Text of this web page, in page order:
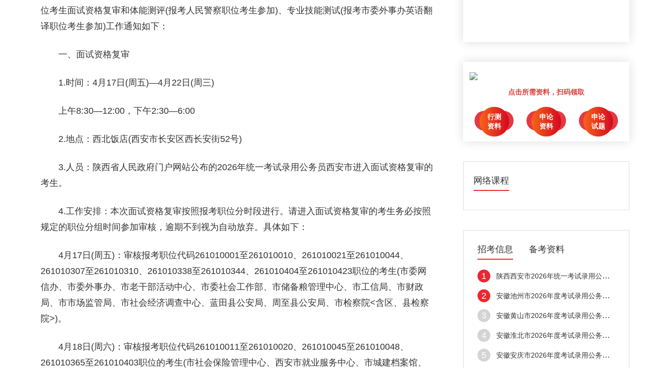
位考生面试资格复审和体能测评(报考人民警察职位考生参加)、专业技能测试(报考市委外事办英语翻
译职位考生参加)工作通知如下：
一、面试资格复审
1.时间：4月17日(周五)—4月22日(周三)
上午8:30—12:00，下午2:30—6:00
2.地点：西北饭店(西安市长安区西长安街52号)
3.人员：陕西省人民政府门户网站公布的2026年统一考试录用公务员西安市进入面试资格复审的
考生。
4.工作安排：本次面试资格复审按照报考职位分时段进行。请进入面试资格复审的考生务必按照
规定的职位分组时间参加审核，逾期不到视为自动放弃。具体如下：
4月17日(周五)：审核报考职位代码261010001至261010010、261010021至261010044、
261010307至261010310、261010338至261010344、261010404至261010423职位的考生(市委网
信办、市委外事办、市老干部活动中心、市委社会工作部、市储备粮管理中心、市工信局、市财政
局、市市场监管局、市社会经济调查中心、蓝田县公安局、周至县公安局、市检察院<含区、县检察
院>)。
4月18日(周六)：审核报考职位代码261010011至261010020、261010045至261010048、
261010365至261010403职位的考生(市社会保险管理中心、西安市就业服务中心、市城建档案馆、
点击所需资料，扫码领取
行测
资料
点击领取
申论
资料
点击领取
申论
试题
点击领取
网络课程
招考信息 备考资料
1 陕西西安市2026年统一考试录用公务员面试资
2 安徽池州市2026年度考试录用公务员笔试合格
3 安徽黄山市2026年度考试录用公务员笔试合格
4 安徽淮北市2026年度考试录用公务员笔试合格
5 安徽安庆市2026年度考试录用公务员笔试合格